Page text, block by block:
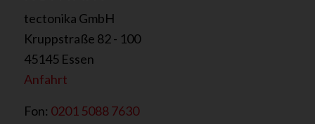
tectonika GmbH
Kruppstraße 82 - 100
45145 Essen
Anfahrt
Fon: 0201 5088 7630